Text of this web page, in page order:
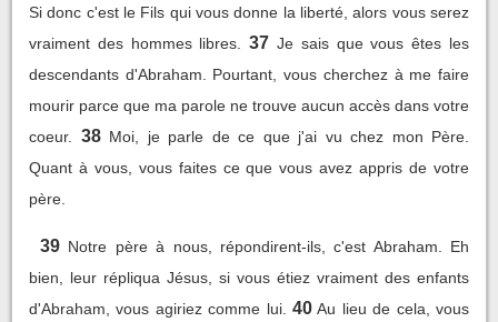
Si donc c'est le Fils qui vous donne la liberté, alors vous serez
vraiment des hommes libres.
37 Je sais que vous êtes les
descendants d'Abraham. Pourtant, vous cherchez à me faire
mourir parce que ma parole ne trouve aucun accès dans votre
coeur.
38 Moi, je parle de ce que j'ai vu chez mon Père.
Quant à vous, vous faites ce que vous avez appris de votre
père.
39 Notre père à nous, répondirent-ils, c'est Abraham. Eh
bien, leur répliqua Jésus, si vous étiez vraiment des enfants
d'Abraham, vous agiriez comme lui. 40 Au lieu de cela, vous